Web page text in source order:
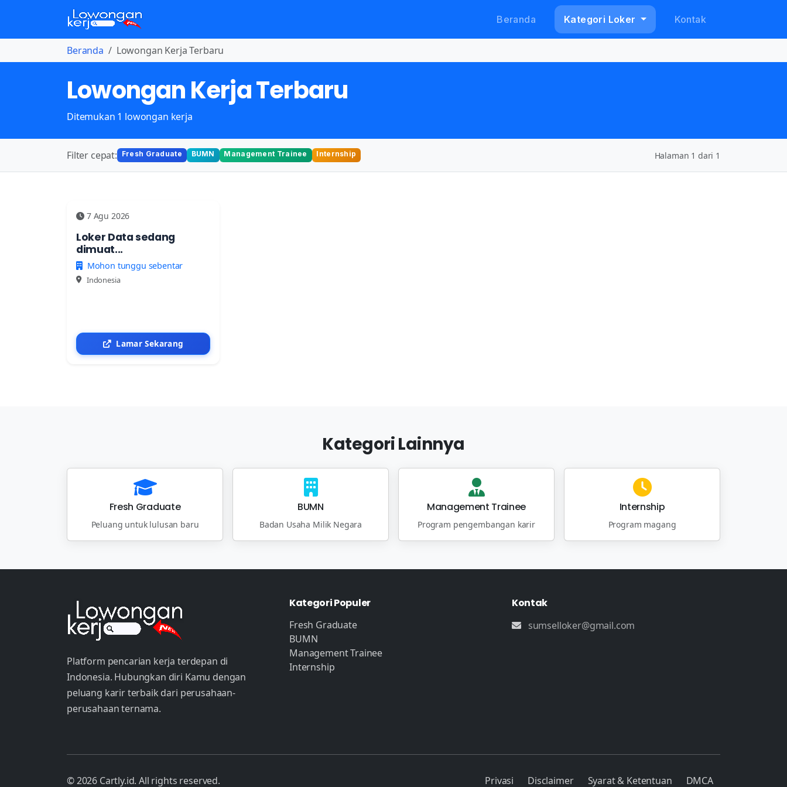
Beranda Kategori Loker Kontak
Beranda Lowongan Kerja Terbaru
Lowongan Kerja Terbaru
Ditemukan 1 lowongan kerja
Filter cepat: Fresh Graduate BUMN Management Trainee Internship Halaman 1 dari 1
7 Agu 2026
Loker Data sedang
dimuat...
Mohon tunggu sebentar
Indonesia
Lamar Sekarang
Kategori Lainnya
Fresh Graduate
Peluang untuk lulusan baru
BUMN
Badan Usaha Milik Negara
Management Trainee
Program pengembangan karir
Internship
Program magang
Platform pencarian kerja terdepan di
Indonesia. Hubungkan diri Kamu dengan
peluang karir terbaik dari perusahaan-
perusahaan ternama.
Kategori Populer
Fresh Graduate
BUMN
Management Trainee
Internship
Kontak
sumselloker@gmail.com
© 2026 Cartly.id. All rights reserved. Privasi Disclaimer Syarat & Ketentuan DMCA